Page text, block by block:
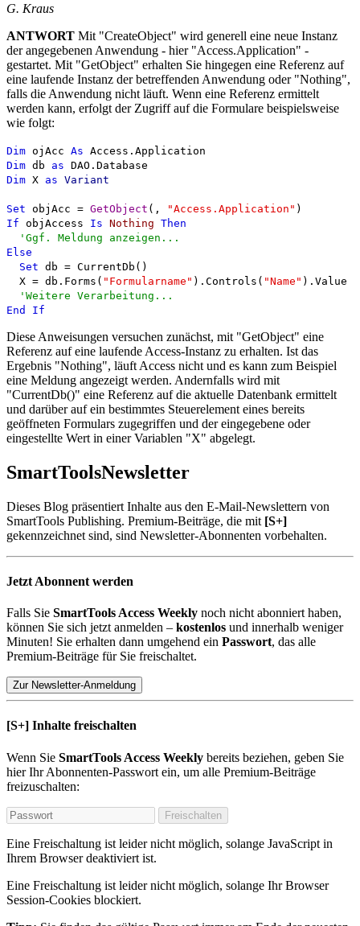
G. Kraus
ANTWORT Mit "CreateObject" wird generell eine neue Instanz
der angegebenen Anwendung - hier "Access.Application" -
gestartet. Mit "GetObject" erhalten Sie hingegen eine Referenz auf
eine laufende Instanz der betreffenden Anwendung oder "Nothing",
falls die Anwendung nicht läuft. Wenn eine Referenz ermittelt
werden kann, erfolgt der Zugriff auf die Formulare beispielsweise
wie folgt:
Dim ojAcc As Access.Application
Dim db as DAO.Database
Dim X as Variant
Set objAcc = GetObject (, "Access.Application" )
If objAccess Is Nothing Then
'Ggf. Meldung anzeigen...
Else
Set db = CurrentDb()
X = db.Forms( "Formularname" ).Controls( "Name" ).Value
'Weitere Verarbeitung...
End
If
Diese Anweisungen versuchen zunächst, mit "GetObject" eine
Referenz auf eine laufende Access-Instanz zu erhalten. Ist das
Ergebnis "Nothing", läuft Access nicht und es kann zum Beispiel
eine Meldung angezeigt werden. Andernfalls wird mit
"CurrentDb()" eine Referenz auf die aktuelle Datenbank ermittelt
und darüber auf ein bestimmtes Steuerelement eines bereits
geöffneten Formulars zugegriffen und der eingegebene oder
eingestellte Wert in einer Variablen "X" abgelegt.
SmartToolsNewsletter
Dieses Blog präsentiert Inhalte aus den E-Mail-Newslettern von
SmartTools Publishing. Premium-Beiträge, die mit [S+]
gekennzeichnet sind, sind Newsletter-Abonnenten vorbehalten.
Jetzt Abonnent werden
Falls Sie SmartTools Access Weekly noch nicht abonniert haben,
können Sie sich jetzt anmelden – kostenlos und innerhalb weniger
Minuten! Sie erhalten dann umgehend ein Passwort, das alle
Premium-Beiträge für Sie freischaltet.
Zur Newsletter-Anmeldung
[S+] Inhalte freischalten
Wenn Sie SmartTools Access Weekly bereits beziehen, geben Sie
hier Ihr Abonnenten-Passwort ein, um alle Premium-Beiträge
freizuschalten:
Freischalten
Eine Freischaltung ist leider nicht möglich, solange JavaScript in
Ihrem Browser deaktiviert ist.
Eine Freischaltung ist leider nicht möglich, solange Ihr Browser
Session-Cookies blockiert.